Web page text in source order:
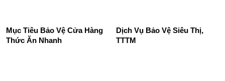
Mục Tiêu Bảo Vệ Cửa Hàng
Thức Ăn Nhanh
Dịch Vụ Bảo Vệ Siêu Thị,
TTTM